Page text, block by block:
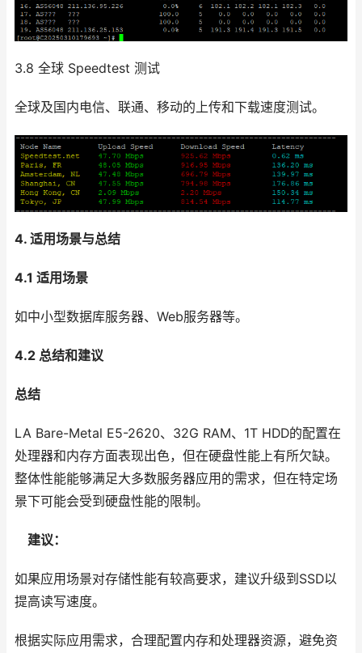
3.8 全球 Speedtest 测试
全球及国内电信、联通、移动的上传和下载速度测试。
4. 适用场景与总结
4.1 适用场景
如中小型数据库服务器、Web服务器等。
4.2 总结和建议
总结
LA Bare-Metal E5-2620、32G RAM、1T HDD的配置在
处理器和内存方面表现出色，但在硬盘性能上有所欠缺。
整体性能能够满足大多数服务器应用的需求，但在特定场
景下可能会受到硬盘性能的限制。
建议：
如果应用场景对存储性能有较高要求，建议升级到SSD以
提高读写速度。
根据实际应用需求，合理配置内存和处理器资源，避免资